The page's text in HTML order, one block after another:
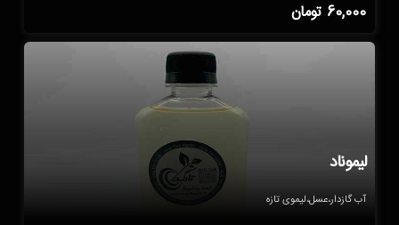
60,000 تومان
لیموناد
آب گازدار،عسل،لیموی تازه